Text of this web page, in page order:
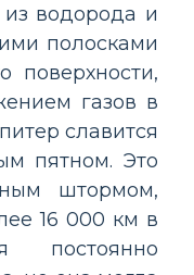
водорода и
полосками
поверхности,
газов в
славится
пятном. Это
штормом,
16 000 км в
постоянно